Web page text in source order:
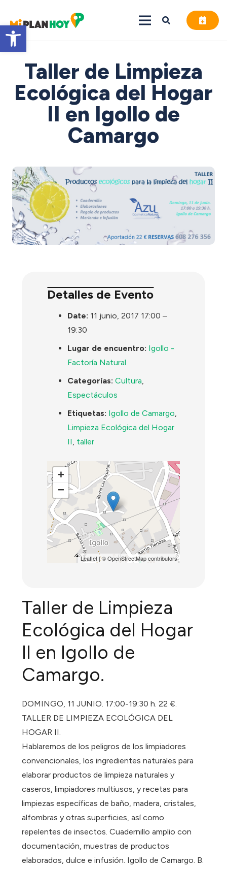
Abrir barra de herramientas
Taller de Limpieza
Ecológica del Hogar
II en Igollo de
Camargo
Detalles de Evento
Date: 11 junio, 2017 17:00 –
19:30
Lugar de encuentro: Igollo -
Factoría Natural
Categorías: Cultura,
Espectáculos
Etiquetas: Igollo de Camargo,
Limpieza Ecológica del Hogar
II, taller
+
−
Leaflet| ©OpenStreetMapcontributors
Taller de Limpieza
Ecológica del Hogar
II en Igollo de
Camargo.
DOMINGO, 11 JUNIO. 17:00-19:30 h. 22 €.
TALLER DE LIMPIEZA ECOLÓGICA DEL
HOGAR II.
Hablaremos de los peligros de los limpiadores
convencionales, los ingredientes naturales para
elaborar productos de limpieza naturales y
caseros, limpiadores multiusos, y recetas para
limpiezas específicas de baño, madera, cristales,
alfombras y otras superficies, así como
repelentes de insectos. Cuadernillo amplio con
documentación, muestras de productos
elaborados, dulce e infusión. Igollo de Camargo. B.